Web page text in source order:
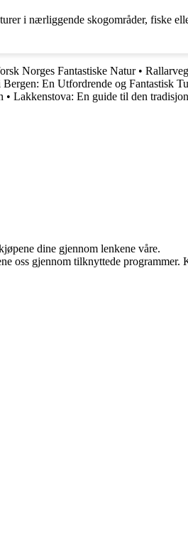
i nærliggende skogområder, fiske
Norges Fantastiske Natur•
En Utfordrende og Fantastisk
• Lakkenstova: En guide til den
dine gjennom lenkene våre.
oss gjennom tilknyttede